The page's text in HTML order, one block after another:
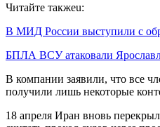
Читайте такжеu:
В МИД России выступили с
БПЛА ВСУ атаковали
В компании заявили, что все
получили лишь некоторые
18 апреля Иран вновь